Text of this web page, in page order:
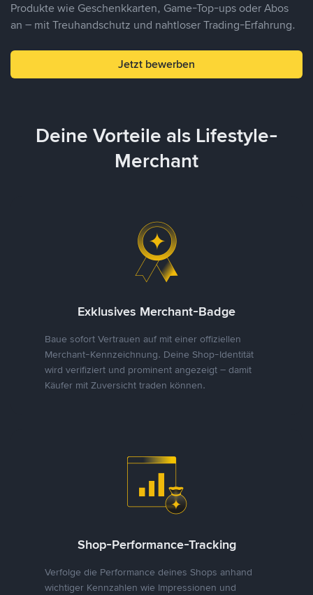
Produkte wie Geschenkkarten, Game-Top-ups oder Abos
an – mit Treuhandschutz und nahtloser Trading-Erfahrung.
Jetzt bewerben
Deine Vorteile als Lifestyle-
Merchant
Exklusives Merchant-Badge
Baue sofort Vertrauen auf mit einer offiziellen
Merchant-Kennzeichnung. Deine Shop-Identität
wird verifiziert und prominent angezeigt – damit
Käufer mit Zuversicht traden können.
Shop-Performance-Tracking
Verfolge die Performance deines Shops anhand
wichtiger Kennzahlen wie Impressionen und